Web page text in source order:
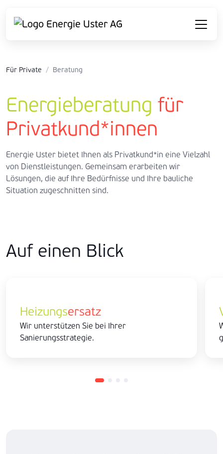
Für Private / Beratung
Energieberatung für
Privatkund*innen
Energie Uster bietet Ihnen als Privatkund*in eine Vielzahl
von Dienstleistungen. Gemeinsam erarbeiten wir
Lösungen, die auf Ihre Bedürfnisse und Ihre bauliche
Situation zugeschnitten sind.
Auf einen Blick
Heizungsersatz
Wir unterstützen Sie bei Ihrer
Sanierungsstrategie.